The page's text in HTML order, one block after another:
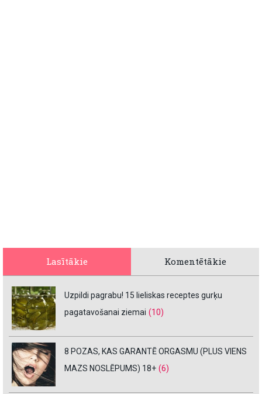
Lasītākie Komentētākie
Uzpildi pagrabu! 15 lieliskas receptes gurķu
pagatavošanai ziemai (10)
8 POZAS, KAS GARANTĒ ORGASMU (PLUS VIENS
MAZS NOSLĒPUMS) 18+ (6)